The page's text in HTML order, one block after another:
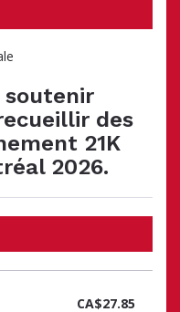
soutenir
des
21K
2026.
CA$27.85